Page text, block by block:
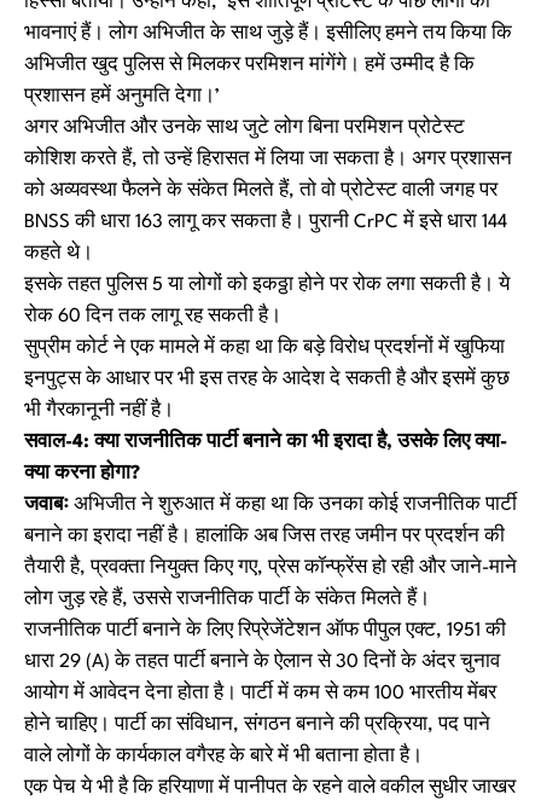
भावनाएं हैं। लोग अभिजीत के साथ जुड़े हैं। इसीलिए हमने तय किया कि
अभिजीत खुद पुलिस से मिलकर परमिशन मांगेंगे। हमें उम्मीद है कि
प्रशासन हमें अनुमति देगा।’
अगर अभिजीत और उनके साथ जुटे लोग बिना परमिशन प्रोटेस्ट
कोशिश करते हैं, तो उन्हें हिरासत में लिया जा सकता है। अगर प्रशासन
को अव्यवस्था फैलने के संकेत मिलते हैं, तो वो प्रोटेस्ट वाली जगह पर
BNSS की धारा 163 लागू कर सकता है। पुरानी CrPC में इसे धारा 144
कहते थे।
इसके तहत पुलिस 5 या लोगों को इकठ्ठा होने पर रोक लगा सकती है। ये
रोक 60 दिन तक लागू रह सकती है।
सुप्रीम कोर्ट ने एक मामले में कहा था कि बड़े विरोध प्रदर्शनों में खुफिया
इनपुट्स के आधार पर भी इस तरह के आदेश दे सकती है और इसमें कुछ
भी गैरकानूनी नहीं है।
सवाल-4: क्या राजनीतिक पार्टी बनाने का भी इरादा है, उसके लिए क्या-
क्या करना होगा?
जवाबः अभिजीत ने शुरुआत में कहा था कि उनका कोई राजनीतिक पार्टी
बनाने का इरादा नहीं है। हालांकि अब जिस तरह जमीन पर प्रदर्शन की
तैयारी है, प्रवक्ता नियुक्त किए गए, प्रेस कॉन्फ्रेंस हो रही और जाने-माने
लोग जुड़ रहे हैं, उससे राजनीतिक पार्टी के संकेत मिलते हैं।
राजनीतिक पार्टी बनाने के लिए रिप्रेजेंटेशन ऑफ पीपुल एक्ट, 1951 की
धारा 29 (A) के तहत पार्टी बनाने के ऐलान से 30 दिनों के अंदर चुनाव
आयोग में आवेदन देना होता है। पार्टी में कम से कम 100 भारतीय मेंबर
होने चाहिए। पार्टी का संविधान, संगठन बनाने की प्रक्रिया, पद पाने
वाले लोगों के कार्यकाल वगैरह के बारे में भी बताना होता है।
एक पेच ये भी है कि हरियाणा में पानीपत के रहने वाले वकील सुधीर जाखर